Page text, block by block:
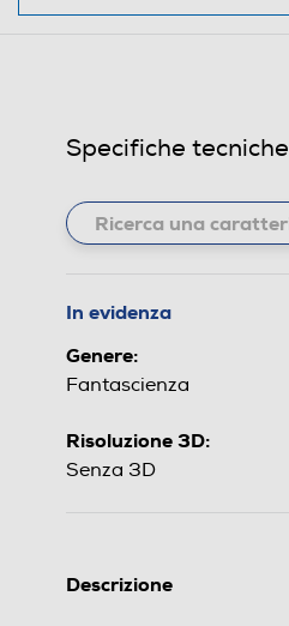
Specifiche tecniche
In evidenza
Genere:
Fantascienza
Risoluzione 3D:
Senza 3D
Descrizione